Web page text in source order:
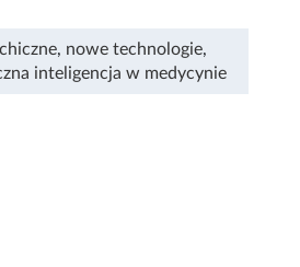
, nowe technologie,
inteligencja w medycynie